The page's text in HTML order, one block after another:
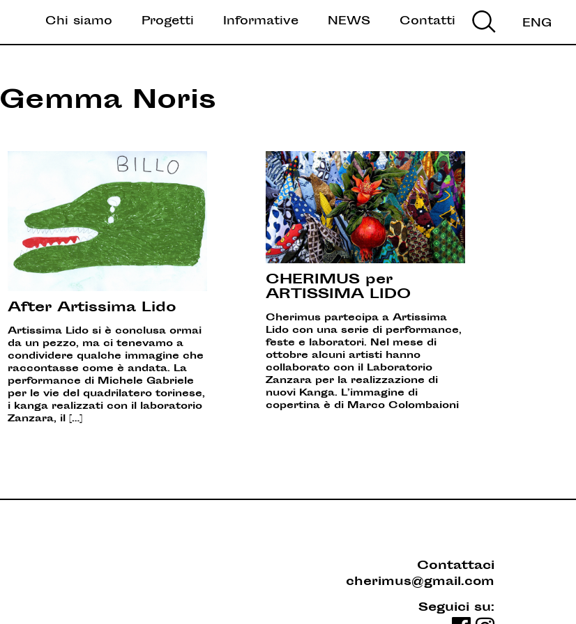
Chi siamo Progetti Informative NEWS Contatti ENG
Gemma Noris
After Artissima Lido
Artissima Lido si è conclusa ormai
da un pezzo, ma ci tenevamo a
condividere qualche immagine che
raccontasse come è andata. La
performance di Michele Gabriele
per le vie del quadrilatero torinese,
i kanga realizzati con il laboratorio
Zanzara, il […]
CHERIMUS per
ARTISSIMA LIDO
Cherimus partecipa a Artissima
Lido con una serie di performance,
feste e laboratori. Nel mese di
ottobre alcuni artisti hanno
collaborato con il Laboratorio
Zanzara per la realizzazione di
nuovi Kanga. L’immagine di
copertina è di Marco Colombaioni
Contattaci
cherimus@gmail.com
Seguici su: